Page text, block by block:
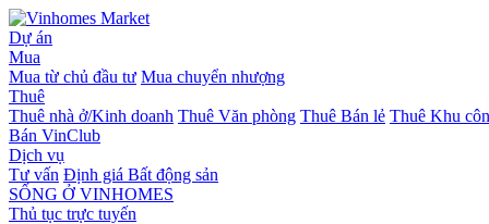
Dự án
Mua
Mua từ chủ đầu tư Mua chuyển nhượng
Thuê
Thuê nhà ở/Kinh doanh Thuê Văn phòng Thuê Bán lẻ Thuê Khu
Bán VinClub
Dịch vụ
Tư vấn Định giá Bất động sản
SỐNG Ở VINHOMES
Thủ tục trực tuyến